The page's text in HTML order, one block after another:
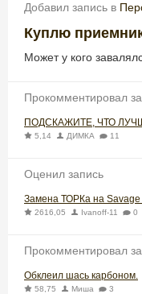
Добавил запись в
Куплю
Может у кого
Прокомментировал
ПОДСКАЖИТЕ, ЧТО
5,14 ДИМКА 11
Оценил запись
Замена ТОРКа на Savage
2616,05 Ivanoff-11 0
Прокомментировал
Обклеил шась карбоном.
58,75 Миша 3